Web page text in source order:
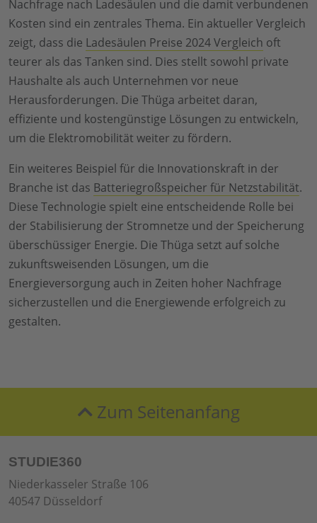
Nachfrage nach Ladesäulen und die damit verbundenen
Kosten sind ein zentrales Thema. Ein aktueller Vergleich
zeigt, dass die Ladesäulen Preise 2024 Vergleich oft
teurer als das Tanken sind. Dies stellt sowohl private
Haushalte als auch Unternehmen vor neue
Herausforderungen. Die Thüga arbeitet daran,
effiziente und kostengünstige Lösungen zu entwickeln,
um die Elektromobilität weiter zu fördern.
Ein weiteres Beispiel für die Innovationskraft in der
Branche ist das Batteriegroßspeicher für Netzstabilität.
Diese Technologie spielt eine entscheidende Rolle bei
der Stabilisierung der Stromnetze und der Speicherung
überschüssiger Energie. Die Thüga setzt auf solche
zukunftsweisenden Lösungen, um die
Energieversorgung auch in Zeiten hoher Nachfrage
sicherzustellen und die Energiewende erfolgreich zu
gestalten.
Zum Seitenanfang
STUDIE360
Niederkasseler Straße 106
40547 Düsseldorf